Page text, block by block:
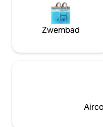
hele shabam. Omdat we niet in televisie
geloven, kunnen we je in
een sterke breedband
raden een goede
bordspellen! We komen langs en zeggen
met u natuurlijk. We zijn
en kunnen je helpen als je
van de stad op slechts
Zwembad